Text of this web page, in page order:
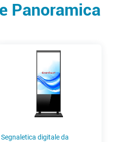
Panoramica
Segnaletica digitale da